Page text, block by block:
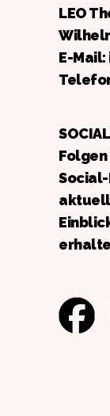
LEO
E-
Folgen